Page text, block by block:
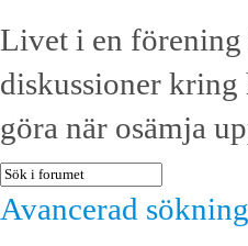
Livet i en
diskussioner kring
göra när osämja
Avancerad sökning